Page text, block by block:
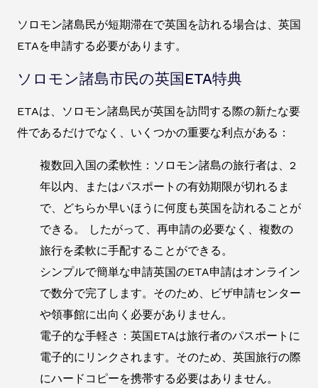
ソロモン諸島民が短期滞在で英国を訪れる場合は、英国
ETAを申請する必要があります。
ソロモン諸島市民の英国ETA特典
ETAは、ソロモン諸島民が英国を訪問する際の新たな要
件であるだけでなく、いくつかの重要な利点がある：
複数回入国の柔軟性：ソロモン諸島の旅行者は、2
年以内、またはパスポートの有効期限が切れるま
で、どちらか早いほうに何度も英国を訪れることが
できる。 したがって、再申請の必要なく、複数の
旅行を柔軟に手配することができる。
シンプルで簡単な申請英国のETA申請はオンライン
で数分で完了します。そのため、ビザ申請センター
や領事館に出向く必要がありません。
電子的な手軽さ：英国ETAは旅行者のパスポートに
電子的にリンクされます。そのため、英国旅行の際
にハードコピーを携帯する必要はありません。